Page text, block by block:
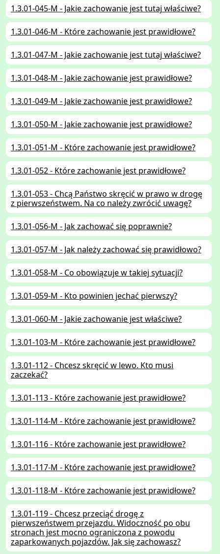
1.3.01-045-M - Jakie zachowanie jest tutaj właściwe?
1.3.01-046-M - Które zachowanie jest prawidłowe?
1.3.01-047-M - Jakie zachowanie jest tutaj właściwe?
1.3.01-048-M - Jakie zachowanie jest prawidłowe?
1.3.01-049-M - Jakie zachowanie jest prawidłowe?
1.3.01-050-M - Jakie zachowanie jest prawidłowe?
1.3.01-051-M - Które zachowanie jest prawidłowe?
1.3.01-052 - Które zachowanie jest prawidłowe?
1.3.01-053 - Chcą Państwo skręcić w prawo w drogę
z pierwszeństwem. Na co należy zwrócić uwagę?
1.3.01-056-M - Jak zachować się poprawnie?
1.3.01-057-M - Jak należy zachować się prawidłowo?
1.3.01-058-M - Co obowiązuje w takiej sytuacji?
1.3.01-059-M - Kto powinien jechać pierwszy?
1.3.01-060-M - Jakie zachowanie jest właściwe?
1.3.01-103-M - Które zachowanie jest prawidłowe?
1.3.01-112 - Chcesz skręcić w lewo. Kto musi
zaczekać?
1.3.01-113 - Które zachowanie jest prawidłowe?
1.3.01-114-M - Które zachowanie jest prawidłowe?
1.3.01-116 - Które zachowanie jest prawidłowe?
1.3.01-117-M - Które zachowanie jest prawidłowe?
1.3.01-118-M - Które zachowanie jest prawidłowe?
1.3.01-119 - Chcesz przeciąć drogę z
pierwszeństwem przejazdu. Widoczność po obu
stronach jest mocno ograniczona z powodu
zaparkowanych pojazdów. Jak się zachowasz?